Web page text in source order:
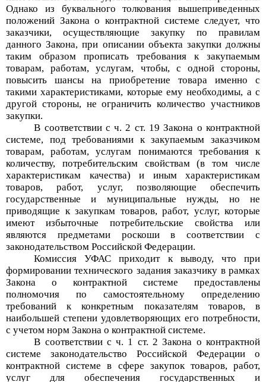
Однако из буквального толкования вышеприведенных
положений Закона о контрактной системе следует, что
заказчики, осуществляющие закупку по правилам
данного Закона, при описании объекта закупки должны
таким образом прописать требования к закупаемым
товарам, работам, услугам, чтобы, с одной стороны,
повысить шансы на приобретение товара именно с
такими характеристиками, которые ему необходимы, а с
другой стороны, не ограничить количество участников
закупки.
В соответствии с ч. 2 ст. 19 Закона о контрактной
системе, под требованиями к закупаемым заказчиком
товарам, работам, услугам понимаются требования к
количеству, потребительским свойствам (в том числе
характеристикам качества) и иным характеристикам
товаров, работ, услуг, позволяющие обеспечить
государственные и муниципальные нужды, но не
приводящие к закупкам товаров, работ, услуг, которые
имеют избыточные потребительские свойства или
являются предметами роскоши в соответствии с
законодательством Российской Федерации.
Комиссия УФАС приходит к выводу, что при
формировании технического задания заказчику в рамках
Закона о контрактной системе предоставлены
полномочия по самостоятельному определению
требований к конкретным показателям товаров, в
наибольшей степени удовлетворяющих его потребности,
с учетом норм Закона о контрактной системе.
В соответствии с ч. 1 ст. 2 Закона о контрактной
системе законодательство Российской Федерации о
контрактной системе в сфере закупок товаров, работ,
услуг для обеспечения государственных и